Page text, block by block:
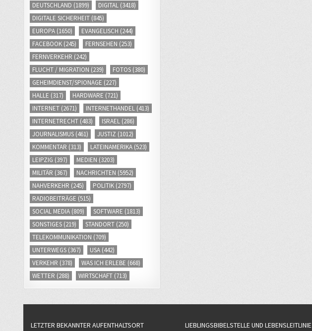
DEUTSCHLAND (1899) DIGITAL (3418)
DIGITALE SICHERHEIT (845)
EUROPA (1650) EVANGELISCH (244)
FACEBOOK (245) FERNSEHEN (253)
FERNVERKEHR (242)
FLUCHT / MIGRATION (239) FOTOS (380)
GEHEIMDIENST/SPIONAGE (227)
HALLE (317) HARDWARE (721)
INTERNET (2671) INTERNETHANDEL (413)
INTERNETRECHT (483) ISRAEL (286)
JOURNALISMUS (461) JUSTIZ (1012)
KOMMENTAR (313) LATEINAMERIKA (523)
LEIPZIG (397) MEDIEN (3203)
MILITÄR (367) NACHRICHTEN (5952)
NAHVERKEHR (245) POLITIK (2797)
RADIOBEITRÄGE (515)
SOCIAL MEDIA (809) SOFTWARE (1813)
SONSTIGES (219) STANDORT (250)
TELEKOMMUNIKATION (709)
UNTERWEGS (367) USA (442)
VERKEHR (378) WAS ICH ERLEBE (668)
WETTER (288) WIRTSCHAFT (713)
LETZTER BEKANNTER AUFENTHALTSORT LIEBLINGSBIBELSTELLE UND LEBENSLEITLINIE